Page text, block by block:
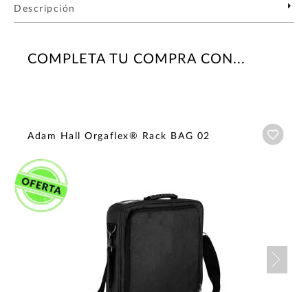
Descripción
COMPLETA TU COMPRA CON...
Adam Hall Orgaflex® Rack BAG 02